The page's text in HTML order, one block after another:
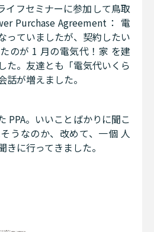
イフセミナーに参加して鳥取
Purchase Agreement： 電
っていましたが、契約したい
のが 1 月の電気代！家 を建
た。友達とも「電気代いくら
話が増えました。
PPA。いいことばかりに聞こ
うなのか、改めて、一個 人
に行ってきました。